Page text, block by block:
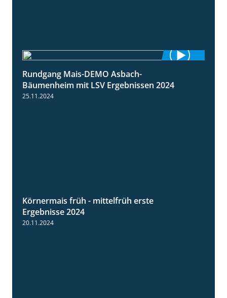
Rundgang Mais-DEMO Asbach-
Bäumenheim mit LSV Ergebnissen 2024
25.11.2024
Körnermais früh - mittelfrüh erste
Ergebnisse 2024
20.11.2024